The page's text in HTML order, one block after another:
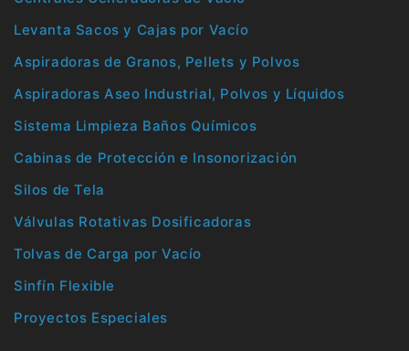
Levanta Sacos y Cajas por Vacío
Aspiradoras de Granos, Pellets y Polvos
Aspiradoras Aseo Industrial, Polvos y Líquidos
Sistema Limpieza Baños Químicos
Cabinas de Protección e Insonorización
Silos de Tela
Válvulas Rotativas Dosificadoras
Tolvas de Carga por Vacío
Sinfín Flexible
Proyectos Especiales